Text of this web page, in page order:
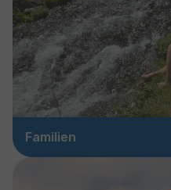
Familien